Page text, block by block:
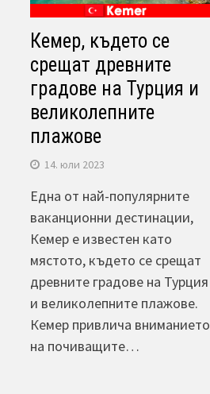
Кемер, където се
срещат древните
градове на Турция и
великолепните
плажове
14. юли 2023
Една от най-популярните
ваканционни дестинации,
Кемер е известен като
мястото, където се срещат
древните градове на Турция
и великолепните плажове.
Кемер привлича вниманието
на почиващите…